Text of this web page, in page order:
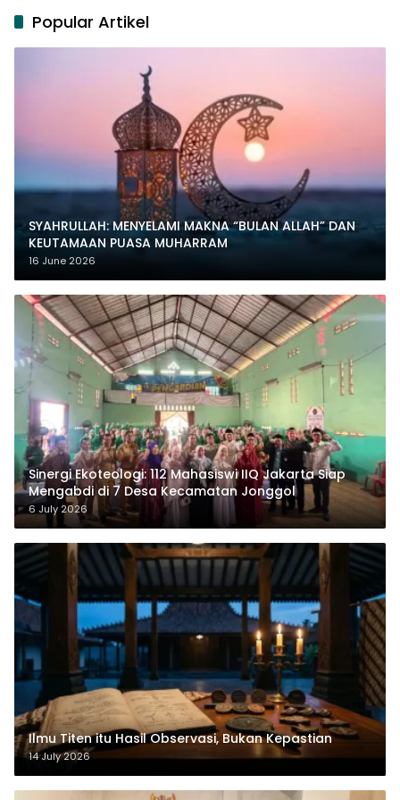
Popular Artikel
SYAHRULLAH: MENYELAMI MAKNA “BULAN ALLAH” DAN
KEUTAMAAN PUASA MUHARRAM
16 June 2026
‎Sinergi Ekoteologi: 112 Mahasiswi IIQ Jakarta Siap
Mengabdi di 7 Desa Kecamatan Jonggol
6 July 2026
Ilmu Titen itu Hasil Observasi, Bukan Kepastian
14 July 2026